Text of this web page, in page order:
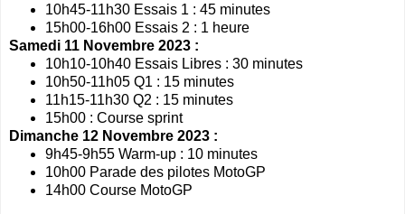
10h45-11h30 Essais 1 : 45 minutes
15h00-16h00 Essais 2 : 1 heure
Samedi 11 Novembre 2023 :
10h10-10h40 Essais Libres : 30 minutes
10h50-11h05 Q1 : 15 minutes
11h15-11h30 Q2 : 15 minutes
15h00 : Course sprint
Dimanche 12 Novembre 2023 :
9h45-9h55 Warm-up : 10 minutes
10h00 Parade des pilotes MotoGP
14h00 Course MotoGP